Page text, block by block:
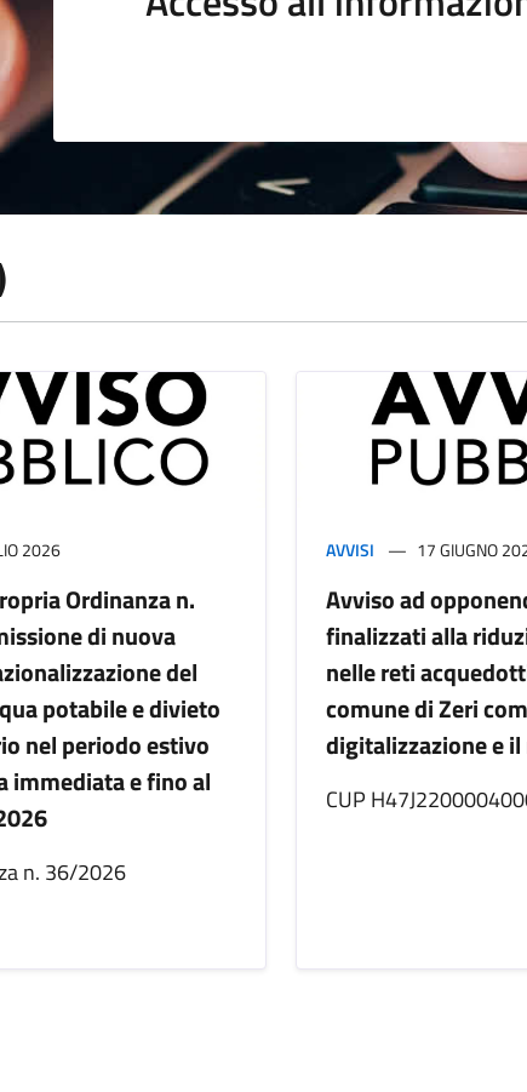
2026
Ordinanza n.
di nuova
del
potabile e divieto
nel periodo estivo
immediata e fino al
n. 36/2026
AVVISI 17 GIUGNO
Avviso ad
finalizzati alla
nelle reti
comune di Zeri
digitalizzazione e
CUP